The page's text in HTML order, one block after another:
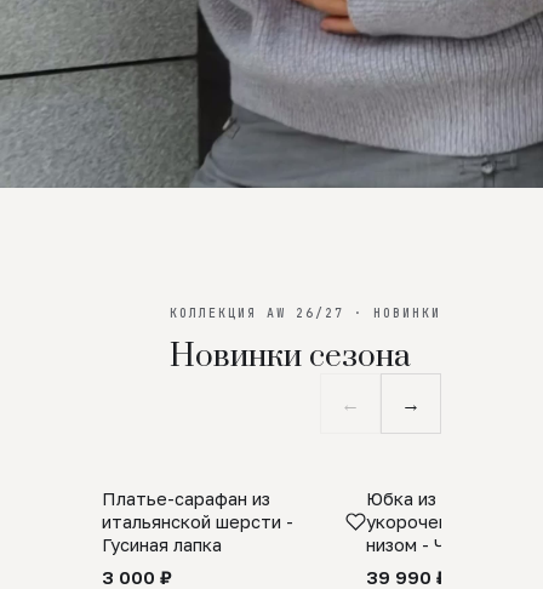
КОЛЛЕКЦИЯ AW 26/27 · НОВИНКИ
Новинки сезона
← →
SALE
Платье-сарафан из
итальянской шерсти -
Гусиная лапка
3 000 ₽
ПРЕДЗАКАЗ
Юбка из
укороченная с
низом - Черный
39 990 ₽